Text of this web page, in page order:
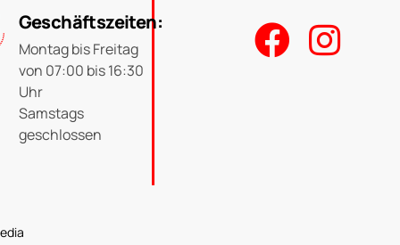
Geschäftszeiten:
Montag bis Freitag
von 07:00 bis 16:30
Uhr
Samstags
geschlossen